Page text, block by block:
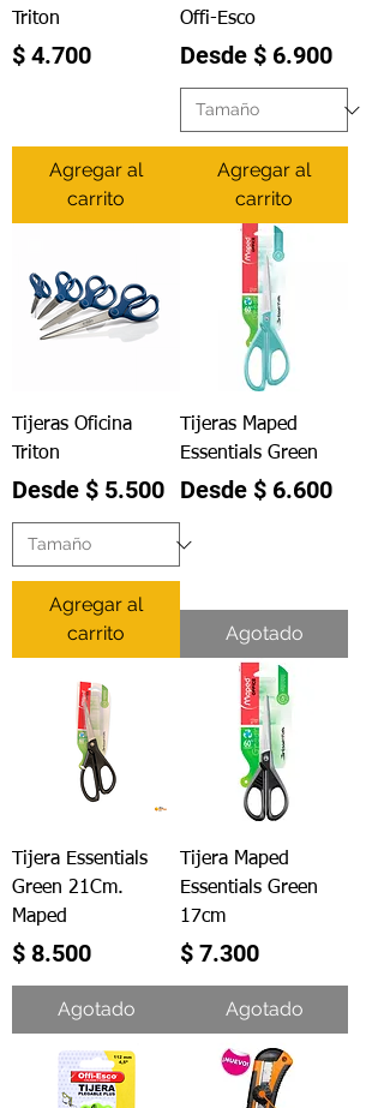
Triton
Precio
$ 4.700
Agregar al
carrito
Offi-Esco
Desde $ 6.900
Precio de oferta
Agregar al
carrito
Tijeras Oficina
Triton
Desde $ 5.500
Precio de oferta
Agregar al
carrito
Tijeras Maped
Essentials Green
Desde $ 6.600
Precio de oferta
Agotado
Tijera Essentials
Green 21Cm.
Maped
Precio
$ 8.500
Agotado
Tijera Maped
Essentials Green
17cm
Precio
$ 7.300
Agotado